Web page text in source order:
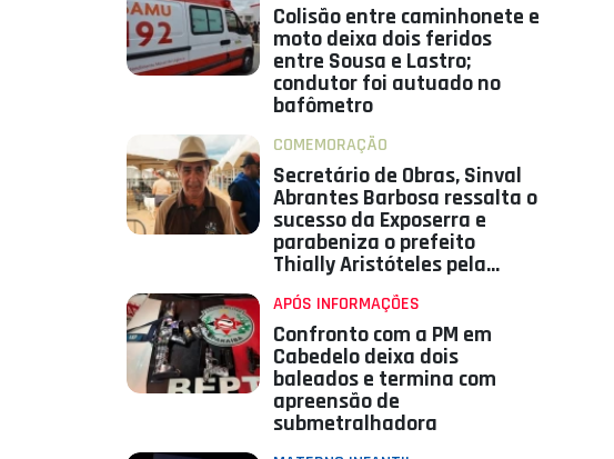
Colisão entre caminhonete e
moto deixa dois feridos
entre Sousa e Lastro;
condutor foi autuado no
bafômetro
COMEMORAÇÃO
Secretário de Obras, Sinval
Abrantes Barbosa ressalta o
sucesso da Exposerra e
parabeniza o prefeito
Thially Aristóteles pela
APÓS INFORMAÇÕES
Confronto com a PM em
Cabedelo deixa dois
baleados e termina com
apreensão de
submetralhadora